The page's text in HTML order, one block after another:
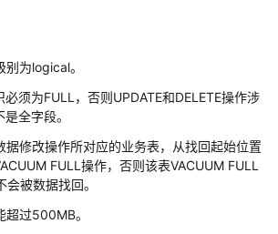
为logical。
须为FULL，否则UPDATE和DELETE操作涉
全字段。
据修改操作所对应的业务表，从找回起始位置
FULL操作，否则该表VACUUM FULL
被数据找回。
超过500MB。